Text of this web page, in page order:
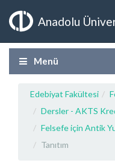
Anadolu
Menü
Edebiyat Fakültesi
Dersler - AKTS
Felsefe için Antik
Tanıtım